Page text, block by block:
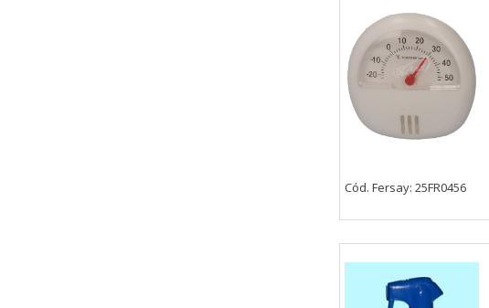
Cód. Fersay: 25FR0456
CONFIGURACIÓN DE COOKIES